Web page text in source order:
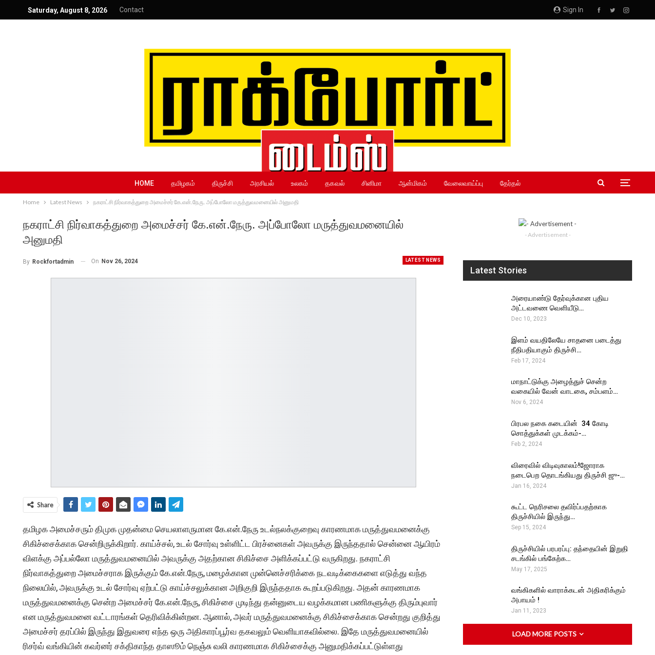
Sign In
Saturday, August 8, 2026 Contact
HOME தமிழகம் திருச்சி அரசியல் உலகம் தகவல் சினிமா ஆன்மிகம் வேலைவாய்ப்பு தேர்தல்
Home Latest News நகராட்சி நிர்வாகத்துறை அமைச்சர் கே.என்.நேரு. அப்போலோ மருத்துவமனையில் அனுமதி
நகராட்சி நிர்வாகத்துறை அமைச்சர் கே.என்.நேரு. அப்போலோ மருத்துவமனையில்
அனுமதி
LATEST NEWS
By Rockfortadmin On Nov 26, 2024
Share
தமிழக அமைச்சரும் திமுக முதன்மை செயலாளருமான கே.என்.நேரு உடல்நலக்குறைவு காரணமாக மருத்துவமனைக்கு
சிகிச்சைக்காக சென்றிருக்கிறார். காய்ச்சல், உடல் சோர்வு உள்ளிட்ட பிரச்னைகள் அவருக்கு இருந்ததால் சென்னை ஆயிரம்
விளக்கு அப்பல்லோ மருத்துவமனையில் அவருக்கு அதற்கான சிகிச்சை அளிக்கப்பட்டு வருகிறது. நகராட்சி
நிர்வாகத்துறை அமைச்சராக இருக்கும் கே.என்.நேரு, மழைக்கான முன்னெச்சரிக்கை நடவடிக்கைகளை எடுத்து வந்த
நிலையில், அவருக்கு உடல் சோர்வு ஏற்பட்டு காய்ச்சலுக்கான அறிகுறி இருந்ததாக கூறப்படுகிறது. அதன் காரணமாக
மருத்துவமனைக்கு சென்ற அமைச்சர் கே.என்.நேரு, சிகிச்சை முடிந்து தன்னுடைய வழக்கமான பணிகளுக்கு திரும்புவார்
என மருத்துவமனை வட்டாரங்கள் தெரிவிக்கின்றன. ஆனால், அவர் மருத்துவமனைக்கு சிகிச்சைக்காக சென்றது குறித்து
அமைச்சர் தரப்பில் இருந்து இதுவரை எந்த ஒரு அதிகாரப்பூர்வ தகவலும் வெளியாகவில்லை. இதே மருத்துவமனையில்
ரிசர்வ் வங்கியின் கவர்னர் சக்திகாந்த தாஸூம் நெஞ்சு வலி காரணமாக சிகிச்சைக்கு அனுமதிக்கப்பட்டுள்ளது
- Advertisement -
Latest Stories
அரையாண்டு தேர்வுக்கான புதிய
அட்டவணை வெளியீடு…
Dec 10, 2023
இளம் வயதிலேயே சாதனை படைத்து
நீதிபதியாகும் திருச்சி…
Feb 17, 2024
மாநாட்டுக்கு அழைத்துச் சென்ற
வகையில் வேன் வாடகை, சம்பளம்…
Nov 6, 2024
பிரபல நகை கடையின் ₹ 34 கோடி
சொத்துக்கள் முடக்கம்-…
Feb 2, 2024
விரைவில் விடிவுகாலம்!ஜோராக
நடைபெற தொடங்கியது திருச்சி ஜு-…
Jan 16, 2024
கூட்ட நெரிசலை தவிர்ப்பதற்காக
திருச்சியில் இருந்து…
Sep 15, 2024
திருச்சியில் பரபரப்பு: தந்தையின் இறுதி
சடங்கில் பங்கேற்க…
May 17, 2025
வங்கிகளில் வாராக்கடன் அதிகரிக்கும்
அபாயம் !
Jan 11, 2023
LOAD MORE POSTS